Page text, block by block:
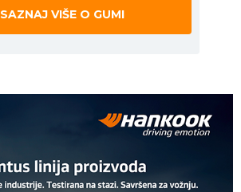
SAZNAJ VIŠE O GUMI